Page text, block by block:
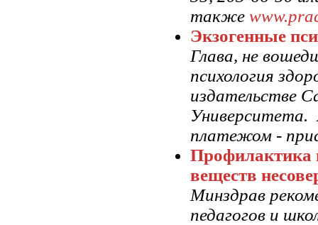
также
Экзогенные
Глава, не
психология
издательстве
Университета.
платежом -
Профилактика
веществ
Минздрав
педагогов и